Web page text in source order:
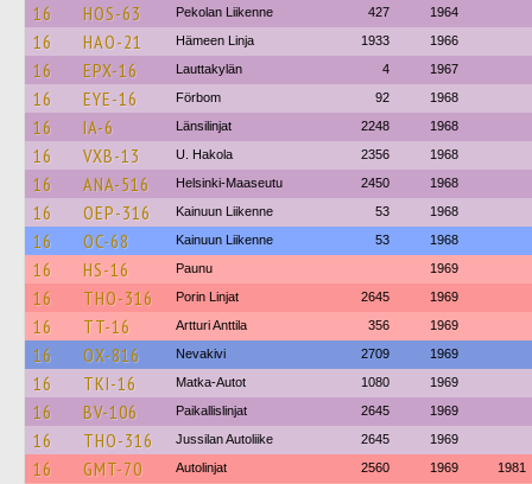
16 HOS-63 Pekolan Liikenne 427 1964
16 HAO-21 Hämeen Linja 1933 1966
16 EPX-16 Lauttakylän 4 1967
16 EYE-16 Förbom 92 1968
16 IA-6 Länsilinjat 2248 1968
16 VXB-13 U. Hakola 2356 1968
16 ANA-516 Helsinki-Maaseutu 2450 1968
16 OEP-316 Kainuun Liikenne 53 1968
16 OC-68 Kainuun Liikenne 53 1968
16 HS-16 Paunu 1969
16 THO-316 Porin Linjat 2645 1969
16 TT-16 Artturi Anttila 356 1969
16 OX-816 Nevakivi 2709 1969
16 TKI-16 Matka-Autot 1080 1969
16 BV-106 Paikallislinjat 2645 1969
16 THO-316 Jussilan Autoliike 2645 1969
16 GMT-70 Autolinjat 2560 1969 1981